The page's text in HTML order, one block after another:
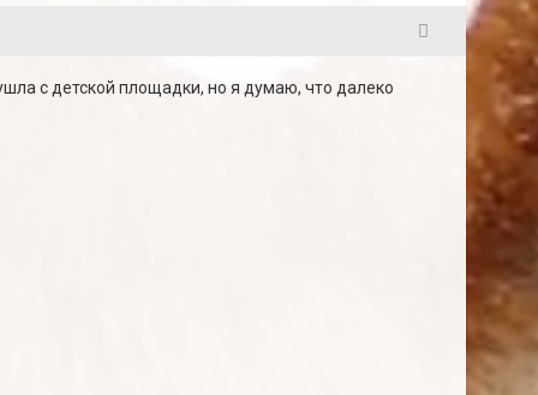
с детской площадки, но я думаю, что далеко